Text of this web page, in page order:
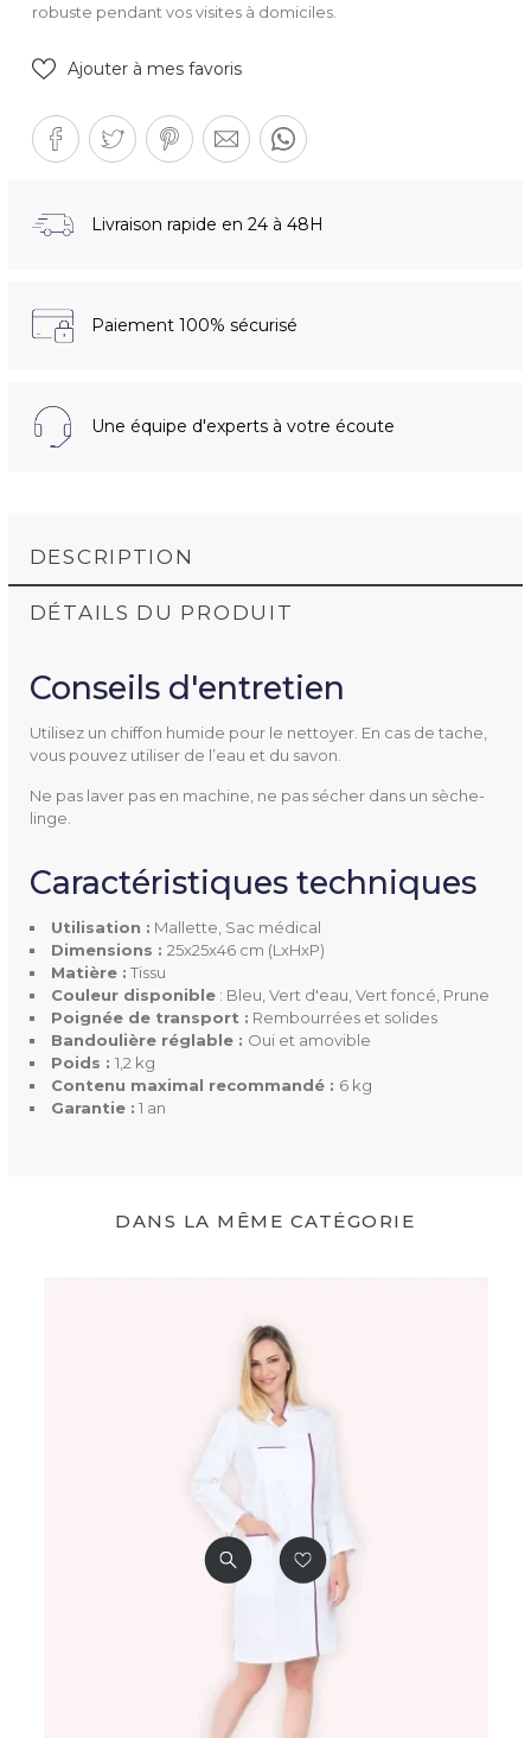
robuste pendant vos visites à domiciles.
Ajouter à mes favoris
Livraison rapide en 24 à 48H
Paiement 100% sécurisé
Une équipe d'experts à votre écoute
DESCRIPTION
DÉTAILS DU PRODUIT
Conseils d'entretien
Utilisez un chiffon humide pour le nettoyer. En cas de tache,
vous pouvez utiliser de l’eau et du savon.
Ne pas laver pas en machine, ne pas sécher dans un sèche-
linge.
Caractéristiques techniques
Utilisation : Mallette, Sac médical
Dimensions : 25x25x46 cm (LxHxP)
Matière : Tissu
Couleur disponible: Bleu, Vert d'eau, Vert foncé, Prune
Poignée de transport : Rembourrées et solides
Bandoulière réglable : Oui et amovible
Poids : 1,2 kg
Contenu maximal recommandé : 6 kg
Garantie : 1 an
Référence
Utilisation
Sac médical
Dimensions
Matière
1,2 kg
Bleu
Prune
Vert d'eau
Vert foncé
Oui et amovible
1 an
DANS LA MÊME CATÉGORIE